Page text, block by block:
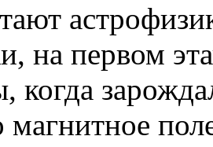
на первом
когда
магнитное